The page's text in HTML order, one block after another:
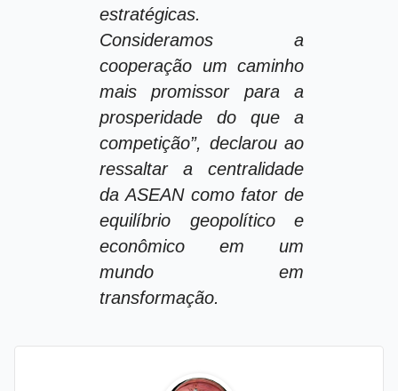
estratégicas.
Consideramos a
cooperação um caminho
mais promissor para a
prosperidade do que a
competição”, declarou ao
ressaltar a centralidade
da ASEAN como fator de
equilíbrio geopolítico e
econômico em um
mundo em
transformação.